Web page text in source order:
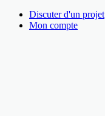
Discuter d'un projet
Mon compte